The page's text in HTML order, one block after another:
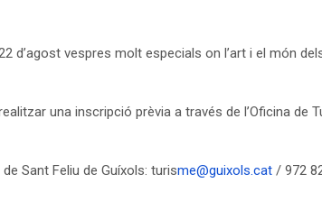
d’agost vespres molt especials on l’art i el món
una inscripció prèvia a través de l’Oficina de
Sant Feliu de Guíxols: turisme@guixols.cat / 972